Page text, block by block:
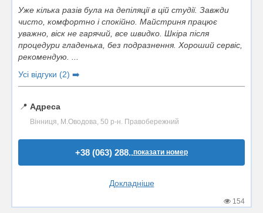
Уже кілька разів була на депіляції в цій студії. Завжди
чисто, комфортно і спокійно. Майстриня працює
уважно, віск не гарячий, все швидко. Шкіра після
процедури гладенька, без подразнення. Хороший сервіс,
рекомендую. ...
Усі відгуки (2) ➡️
📍 Адреса
Вінниця, М.Оводова, 50 р-н. Правобережний
+38 (063) 288..показати номер
Докладніше
154